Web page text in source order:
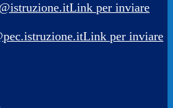
Link per inviare
Link per inviare